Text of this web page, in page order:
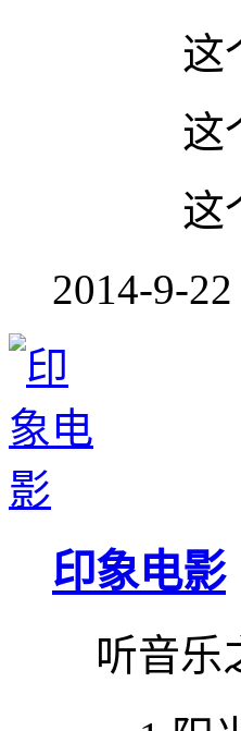
这个
这个
这个
2014-9-
印象电影
听音